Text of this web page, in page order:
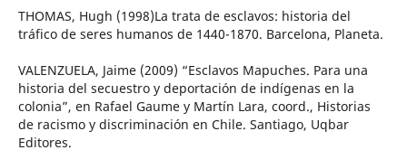
THOMAS, Hugh (1998)La trata de esclavos: historia del
tráfico de seres humanos de 1440-1870. Barcelona, Planeta.
VALENZUELA, Jaime (2009) “Esclavos Mapuches. Para una
historia del secuestro y deportación de indígenas en la
colonia”, en Rafael Gaume y Martín Lara, coord., Historias
de racismo y discriminación en Chile. Santiago, Uqbar
Editores.